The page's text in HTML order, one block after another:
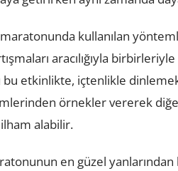
kullanılan
aracılığıyla
bu etkinlikte, içtenlikle
örnekler vererek diğer
alabilir.
en güzel